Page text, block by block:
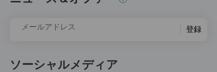
メールアドレス 登録
ソーシャルメディア